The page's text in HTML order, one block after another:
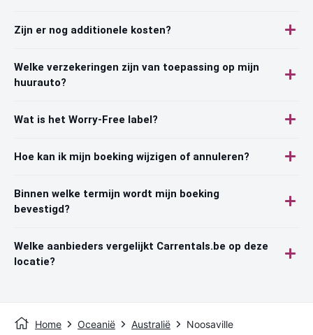
Zijn er nog additionele kosten?
Welke verzekeringen zijn van toepassing op mijn
huurauto?
Wat is het Worry-Free label?
Hoe kan ik mijn boeking wijzigen of annuleren?
Binnen welke termijn wordt mijn boeking
bevestigd?
Welke aanbieders vergelijkt Carrentals.be op deze
locatie?
Home Oceanië Australië Noosaville